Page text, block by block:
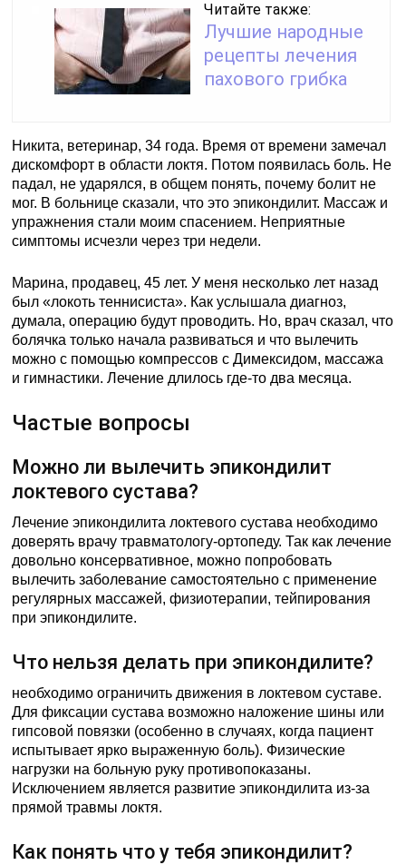
Читайте также:
Лучшие народные
рецепты лечения
пахового грибка
Никита, ветеринар, 34 года. Время от времени замечал
дискомфорт в области локтя. Потом появилась боль. Не
падал, не ударялся, в общем понять, почему болит не
мог. В больнице сказали, что это эпикондилит. Массаж и
упражнения стали моим спасением. Неприятные
симптомы исчезли через три недели.
Марина, продавец, 45 лет. У меня несколько лет назад
был «локоть теннисиста». Как услышала диагноз,
думала, операцию будут проводить. Но, врач сказал, что
болячка только начала развиваться и что вылечить
можно с помощью компрессов с Димексидом, массажа
и гимнастики. Лечение длилось где-то два месяца.
Частые вопросы
Можно ли вылечить эпикондилит
локтевого сустава?
Лечение эпикондилита локтевого сустава необходимо
доверять врачу травматологу-ортопеду. Так как лечение
довольно консервативное, можно попробовать
вылечить заболевание самостоятельно с применение
регулярных массажей, физиотерапии, тейпирования
при эпикондилите.
Что нельзя делать при эпикондилите?
необходимо ограничить движения в локтевом суставе.
Для фиксации сустава возможно наложение шины или
гипсовой повязки (особенно в случаях, когда пациент
испытывает ярко выраженную боль). Физические
нагрузки на больную руку противопоказаны.
Исключением является развитие эпикондилита из-за
прямой травмы локтя.
Как понять что у тебя эпикондилит?